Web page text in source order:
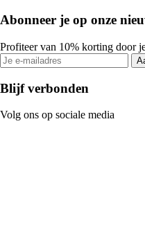
Abonneer je op onze
Profiteer van 10% korting door
Blijf verbonden
Volg ons op sociale media